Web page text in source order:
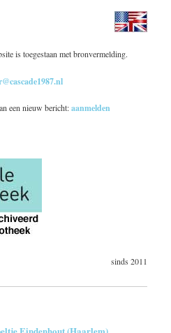
is toegestaan met bronvermelding.
een nieuw bericht:aanmelden
sinds 2011